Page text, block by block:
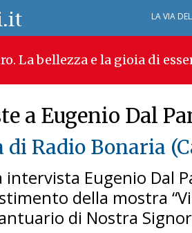
LA VIA
La bellezza e la gioia di
a Eugenio Dal
di Radio Bonaria
intervista Eugenio Dal
della mostra
di Nostra